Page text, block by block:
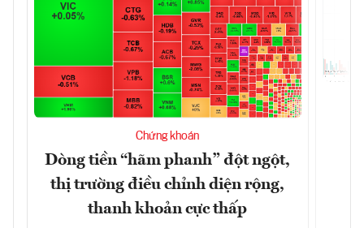
Chứng khoán
Dòng tiền “hãm phanh” đột ngột,
thị trường điều chỉnh diện rộng,
thanh khoản cực thấp